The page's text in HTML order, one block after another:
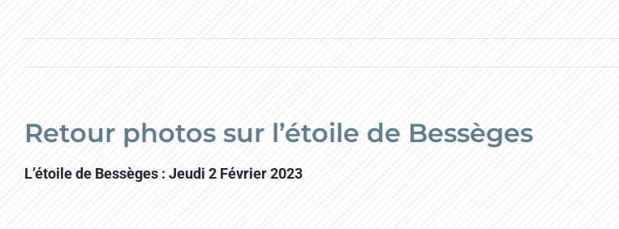
Retour photos sur l’étoile de Bessèges
L’étoile de Bessèges : Jeudi 2 Février 2023